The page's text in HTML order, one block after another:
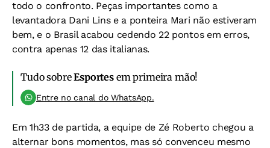
todo o confronto. Peças importantes como a
levantadora Dani Lins e a ponteira Mari não estiveram
bem, e o Brasil acabou cedendo 22 pontos em erros,
contra apenas 12 das italianas.
Tudo sobreEsportesem primeira mão!
Entre no canal do WhatsApp.
Em 1h33 de partida, a equipe de Zé Roberto chegou a
alternar bons momentos, mas só convenceu mesmo